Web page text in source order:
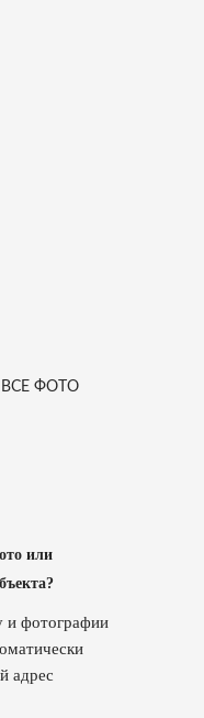
ВСЕ ФОТО
или
и фотографии
адрес